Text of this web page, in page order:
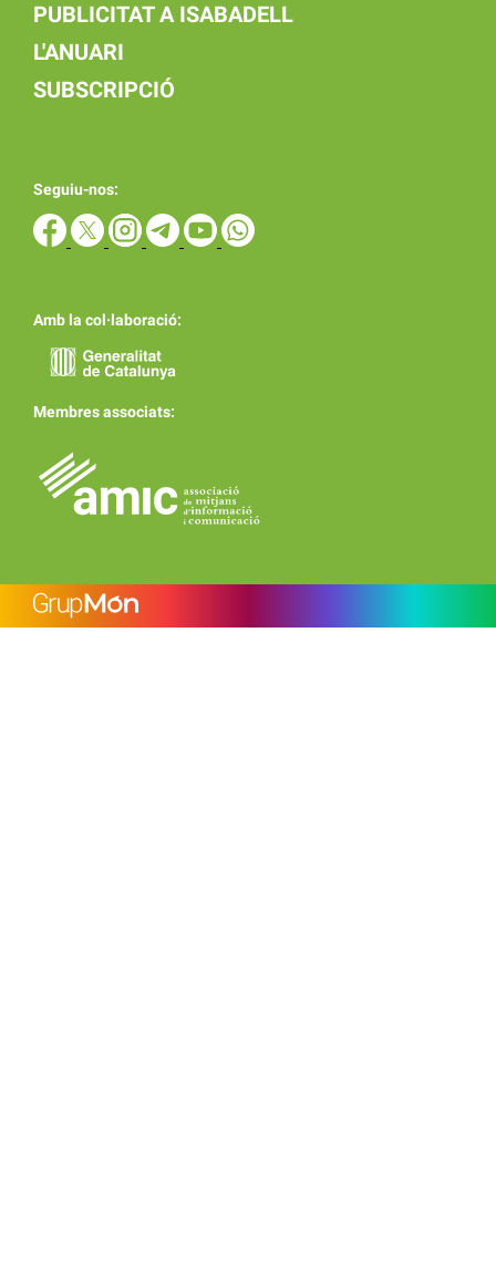
PUBLICITAT A ISABADELL
L'ANUARI
SUBSCRIPCIÓ
Seguiu-nos:
Amb la col·laboració:
Membres associats: